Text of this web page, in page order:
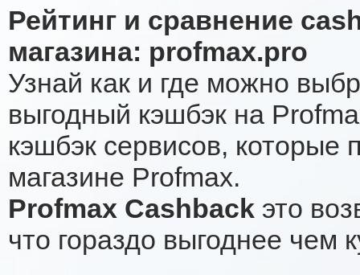
Рейтинг и сравнение
магазина: profmax.pro
Узнай как и где можно
выгодный кэшбэк на
кэшбэк сервисов, которые
магазине Profmax.
Profmax Cashback это
что гораздо выгоднее чем